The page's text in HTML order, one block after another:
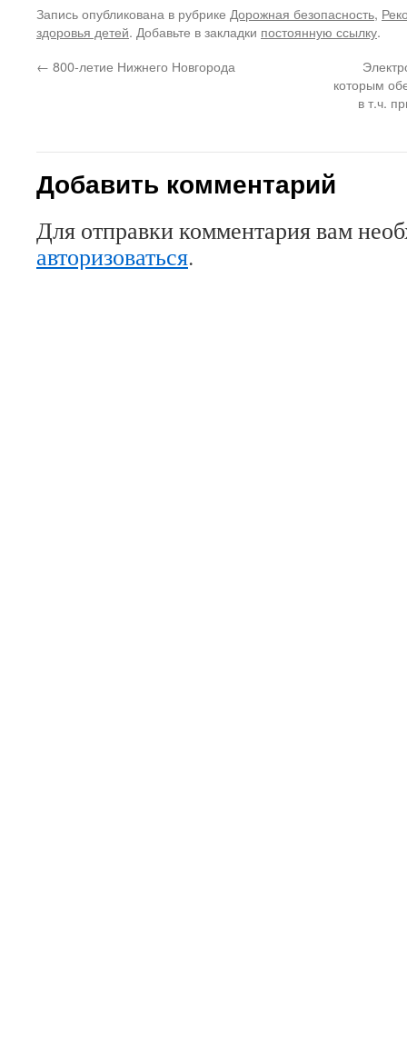
Запись опубликована в рубрике Дорожная безопасность,
здоровья детей. Добавьте в закладки постоянную ссылку.
← 800-летие Нижнего Новгорода
которым
в т.ч.
Добавить комментарий
Для отправки комментария вам
авторизоваться.